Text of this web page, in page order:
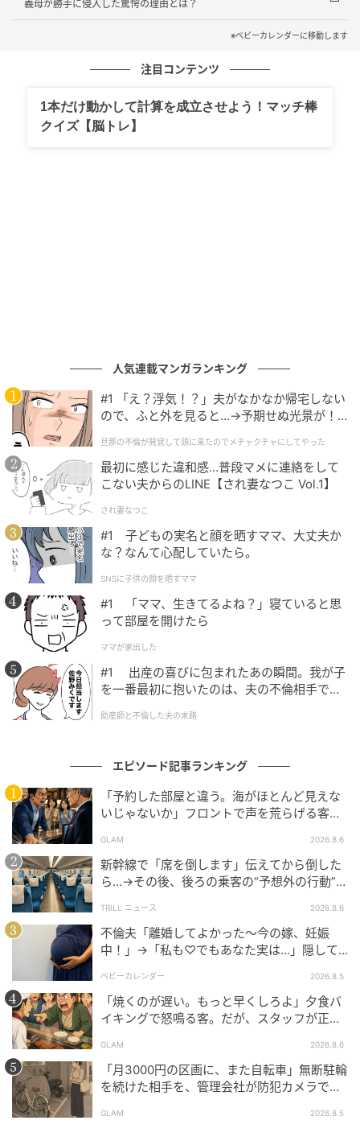
の「不器用すぎる思いやり」だったのです。夫からそ
責めていたわけじゃなかったんだ！」と憑き物が落ち
相手の真意を知ることで、こんなにも見え方が変わる
時期：2026年4月）
ベビーカレンダー編集部
元記事で読む
クリエイター情報
ベビーカレンダーは妊娠・出産・育児の情報サイト
です。みんなのクチコミや体験談から産婦人科検
索、おでかけ情報、離乳食レシピまで。月間利用者1
作品をもっとみる
の記事をもっとみる
義母が勝手に侵入した驚愕の理由とは？
※ベビーカレンダーに移動します
注目コンテンツ
1本だけ動かして計算を成立させよう！マッチ棒
クイズ【脳トレ】
人気連載マンガランキング
#1 「え？浮気！？」夫がなかなか帰宅しない
ので、ふと外を見ると…→予期せぬ光景が！
クチャにしてやった
旦那の不倫が発覚して頭に来たのでメチャクチャにしてやった
最初に感じた違和感…普段マメに連絡をして
こない夫からのLINE【され妻なつこ Vol.1】
され妻なつこ
#1 子どもの実名と顔を晒すママ、大丈夫か
な？なんて心配していたら。
SNSに子供の顔を晒すママ
#1 「ママ、生きてるよね？」寝ていると思
って部屋を開けたら
ママが家出した
#1 出産の喜びに包まれたあの瞬間。我が子
を一番最初に抱いたのは、夫の不倫相手でし
助産師と不倫した夫の末路
エピソード記事ランキング
「予約した部屋と違う。海がほとんど見えな
いじゃないか」フロントで声を荒らげる客。
GLAM 2026.8.6
新幹線で「席を倒します」伝えてから倒した
ら…→その後、後ろの乗客の“予想外の行動”に
TRILL ニュース 2026.8.6
不倫夫「離婚してよかった〜今の嫁、妊娠
中！」→「私も♡でもあなた実は…」隠して
ベビーカレンダー 2026.8.5
「焼くのが遅い。もっと早くしろよ」夕食バ
イキングで怒鳴る客。だが、スタッフが正論
GLAM 2026.8.6
「月3000円の区画に、また自転車」無断駐輪
を続けた相手を、管理会社が防犯カメラで特
GLAM 2026.8.5